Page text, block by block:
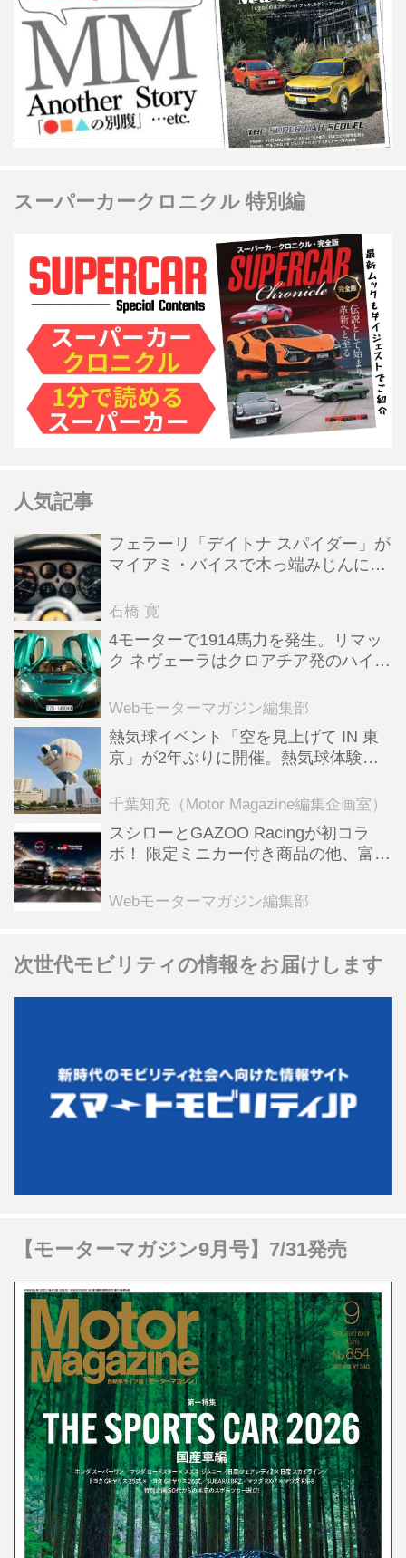
スーパーカークロニクル 特別編
人気記事
フェラーリ「デイトナ スパイダー」が
マイアミ・バイスで木っ端みじんにな
石橋 寛
4モーターで1914馬力を発生。リマッ
ク ネヴェーラはクロアチア発のハイパ
全版／115】
Webモーターマガジン編集部
熱気球イベント「空を見上げて IN 東
京」が2年ぶりに開催。熱気球体験搭
ンテンツも
千葉知充（Motor Magazine編集企画室）
スシローとGAZOO Racingが初コラ
ボ！ 限定ミニカー付き商品の他、富士
る抽選企画などを展開
Webモーターマガジン編集部
次世代モビリティの情報をお届けします
【モーターマガジン9月号】7/31発売